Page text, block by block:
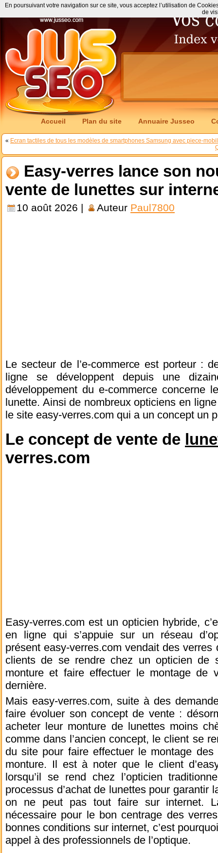
Accueil Plan du site Annuaire Jusseo
« Ecran tactiles de tous les modèles de smartphones Samsung avec piece-
Easy-verres lance son
vente de lunettes sur
10 août 2026 | Auteur Paul7800
Le secteur de l’e-commerce est porteur :
ligne se développent depuis une
développement du e-commerce concerne
lunette. Ainsi de nombreux opticiens en
le site easy-verres.com qui a un concept un
Le concept de vente de
verres.com
Easy-verres.com est un opticien hybride,
en ligne qui s’appuie sur un réseau
présent easy-verres.com vendait des
clients de se rendre chez un opticien de
monture et faire effectuer le montage de
dernière.
Mais easy-verres.com, suite à des
faire évoluer son concept de vente :
acheter leur monture de lunettes moins
comme dans l’ancien concept, le client se
du site pour faire effectuer le montage
monture. Il est à noter que le client
lorsqu’il se rend chez l’opticien
processus d’achat de lunettes pour garantir
on ne peut pas tout faire sur internet.
nécessaire pour le bon centrage des
bonnes conditions sur internet, c’est
appel à des professionnels de l’optique.
En poursuivant votre navigation sur ce site, vous acceptez l’utilisation de
de